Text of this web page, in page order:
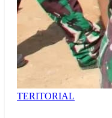
TERITORIAL